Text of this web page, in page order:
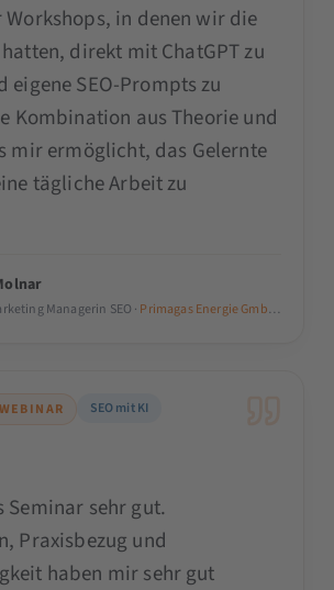
in denen wir die
direkt mit ChatGPT zu
eigene SEO-Prompts zu
Kombination aus Theorie und
mir ermöglicht, das Gelernte
tägliche Arbeit zu
Online-Marketing Managerin SEO · Primagas Energie GmbH & Co. KG
SEO mit KI
Seminar sehr gut.
Praxisbezug und
haben mir sehr gut